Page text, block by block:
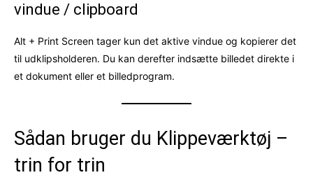
vindue / clipboard
Alt + Print Screen tager kun det aktive vindue og kopierer det
til udklipsholderen. Du kan derefter indsætte billedet direkte i
et dokument eller et billedprogram.
Sådan bruger du Klippeværktøj –
trin for trin